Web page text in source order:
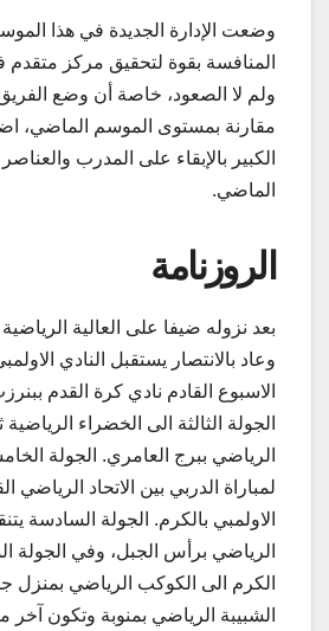
وضعت الإدارة الجديدة في هذا
المنافسة بقوة لتحقيق مركز
ولم لا الصعود، خاصة أن وضع
مقارنة بمستوى الموسم الماضي،
الكبير بالإبقاء على المدرب
الماضي.
الروزنامة
بعد نزوله ضيفا على العالية
وعاد بالانتصار يستقبل النادي
الاسبوع القادم نادي كرة القدم
الجولة الثالثة الى الخضراء الرياضية
الرياضي ببرج العامري. الجولة
لمباراة الدربي بين الاتحاد الرياضي
الاولمبي بالكرم. الجولة السادسة
الرياضي برأس الجبل، وفي الجولة
الكرم الى الكوكب الرياضي بمنزل
الشبيبة الرياضي بمنوبة وتكون آخر